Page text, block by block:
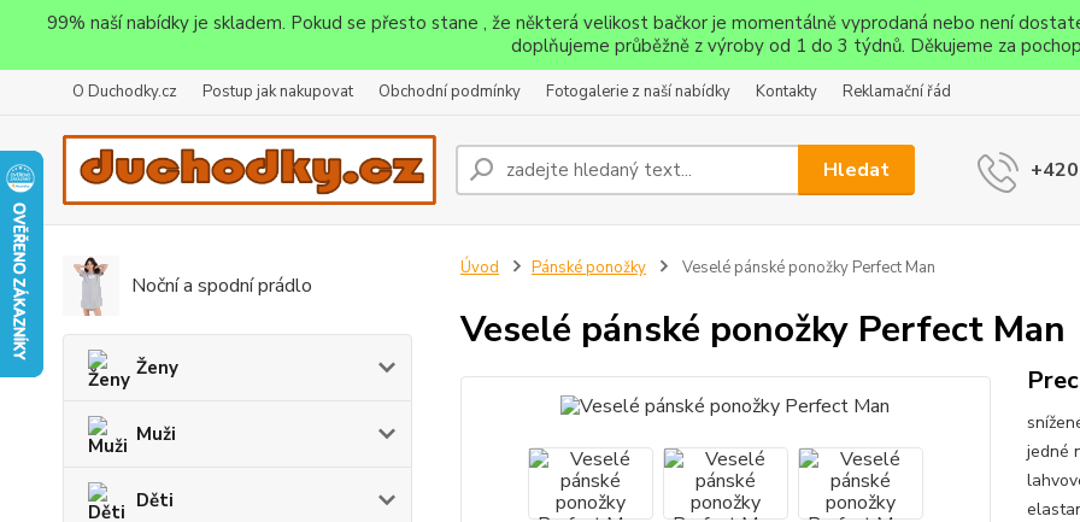
99% naší nabídky je skladem. Pokud se přesto stane , že některá velikost bačkor je momentálně vyprodaná nebo není
doplňujeme průběžně z výroby od 1 do 3 týdnů. Děkujeme za
O Duchodky.cz Postup jak nakupovat Obchodní podmínky Fotogalerie z naší nabídky Kontakty Reklamační řád
Hledat
Noční a spodní prádlo
Ženy
Muži
Děti
Úvod Pánské ponožky Veselé pánské ponožky Perfect Man
Veselé pánské ponožky Perfect Man
jedné